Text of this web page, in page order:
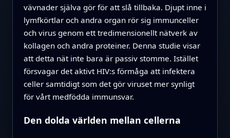
vävnader själva gör för att slå tillbaka. Djupt inne i
lymfkörtlar och andra organ rör sig immunceller
och virus genom ett tredimensionellt nätverk av
kollagen och andra proteiner. Denna studie visar
att detta nät inte bara är passiv stomme. Istället
försvagar det aktivt HIV:s förmåga att infektera
celler samtidigt som det gör viruset mer synligt
för vårt medfödda immunsvar.
Den dolda världen mellan cellerna